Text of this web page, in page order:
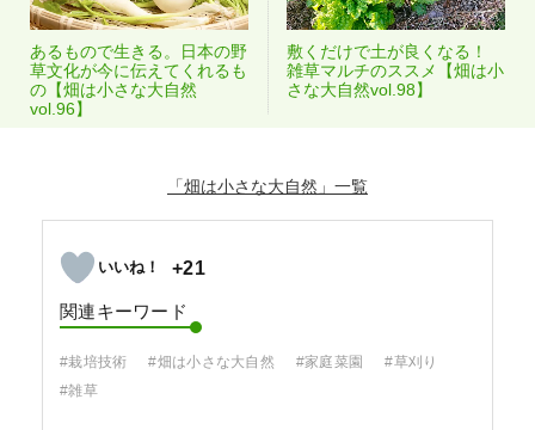
あるもので生きる。日本の野
草文化が今に伝えてくれるも
の【畑は小さな大自然
vol.96】
敷くだけで土が良くなる！
雑草マルチのススメ【畑は小
さな大自然vol.98】
「畑は小さな大自然」
+21
関連キーワード
#栽培技術 #畑は小さな大自然 #家庭菜園
#草刈り
#雑草